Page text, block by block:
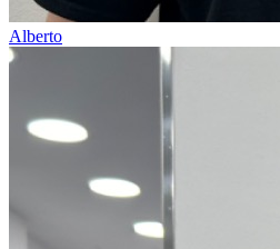
Alberto